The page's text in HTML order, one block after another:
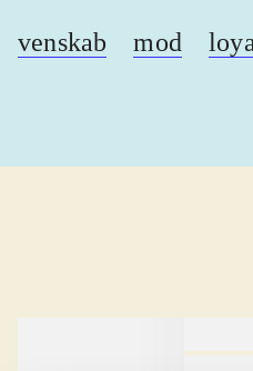
venskab mod